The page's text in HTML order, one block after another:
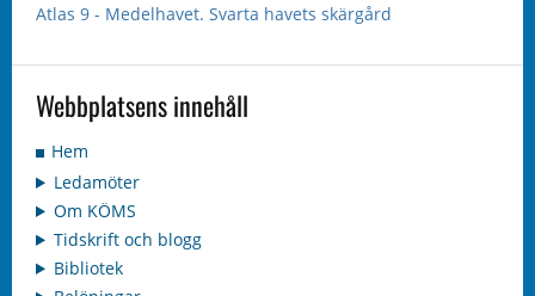
Atlas 9 - Medelhavet. Svarta havets skärgård
Webbplatsens innehåll
Hem
Ledamöter
Om KÖMS
Tidskrift och blogg
Bibliotek